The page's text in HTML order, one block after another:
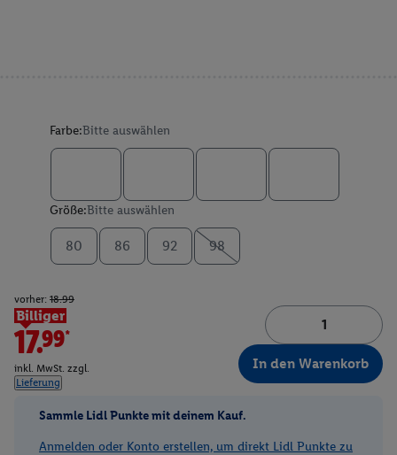
Farbe:Bitte auswählen
Größe:Bitte auswählen
80 86 92 98
vorher: 18.99
Billiger
17.99*
inkl. MwSt. zzgl.
Lieferung
In den Warenkorb
Sammle Lidl Punkte mit deinem Kauf.
Anmelden oder Konto erstellen, um direkt Lidl Punkte zu